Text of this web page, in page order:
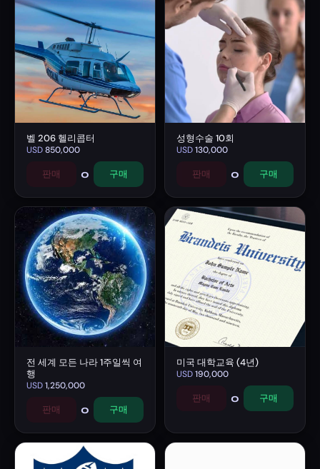
벨 206 헬리콥터
USD850,000
판매 0 구매
성형수술 10회
USD130,000
판매 0 구매
전 세계 모든 나라 1주일씩 여
행
USD1,250,000
판매 0 구매
미국 대학교육 (4년)
USD190,000
판매 0 구매